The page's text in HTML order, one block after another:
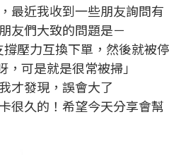
最近我收到一些朋友詢問有
友們大致的問題是－
撐壓力互換下單，然後就被停
可是就是很常被掃」
才發現，誤會大了
很久的！希望今天分享會幫